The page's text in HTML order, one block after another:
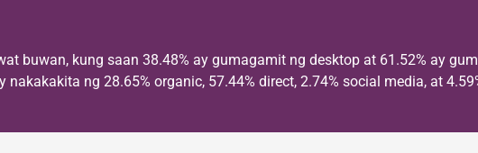
buwan, kung saan 38.48% ay gumagamit ng desktop at 61.52% ay
ng 28.65% organic, 57.44% direct, 2.74% social media, at